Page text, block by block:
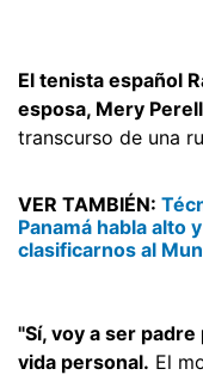
El tenista español
esposa, Mery
transcurso de una
VER TAMBIÉN:
Panamá habla alto
clasificarnos al
"Sí, voy a ser
vida personal. El